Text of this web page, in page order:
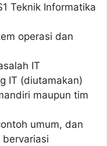
Teknik Informatika
operasi dan
IT
IT (diutamakan)
maupun tim
umum, dan